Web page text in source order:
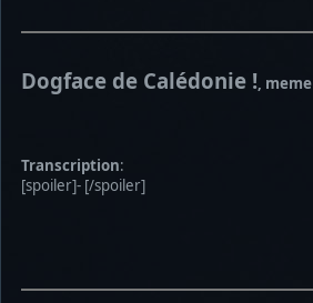
Dogface de Calédonie !, meme
Transcription:
[spoiler]- [/spoiler]